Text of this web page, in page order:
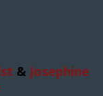
& Josephine